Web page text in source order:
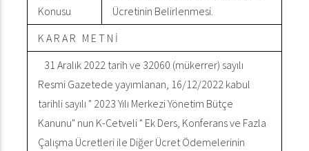
Konusu
Ücretinin Belirlenmesi.
K A R A R M E T N İ
31 Aralık 2022 tarih ve 32060 (mükerrer) sayılı
Resmi Gazetede yayımlanan, 16/12/2022 kabul
tarihli sayılı " 2023 Yılı Merkezi Yönetim Bütçe
Kanunu" nun K-Cetveli " Ek Ders, Konferans ve Fazla
Çalışma Ücretleri ile Diğer Ücret Ödemelerinin